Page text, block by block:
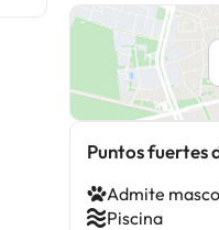
Puntos fuertes
Admite
Piscina